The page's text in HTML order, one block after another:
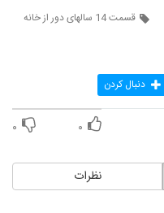
قسمت 14 سالهای دور از خانه
دنبال کردن
۰ ۰
نظرات